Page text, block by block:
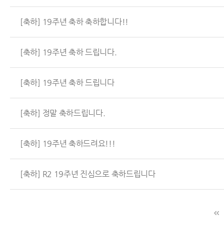
[축하] 19주년 축하 축하합니다!!
[축하] 19주년 축하 드립니다.
[축하] 19주년 축하 드립니다
[축하] 정말 축하드립니다.
[축하] 19주년 축하드려요!!!
[축하] R2 19주년 진심으로 축하드립니다